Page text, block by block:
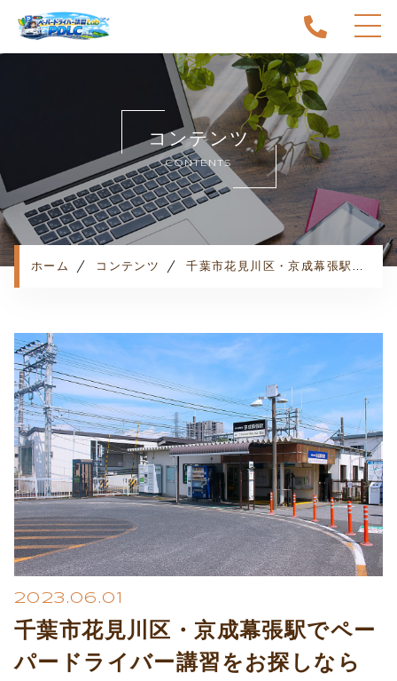
ホーム
当スクールについて
キャンペーン
料金表・コース
出張エリア
予約状況
コンテンツ
利用規約
プライバシーポリシー
コンテンツ
CONTENTS
ホーム コンテンツ 千葉市花見川区・京成幕張駅でペーパードライバー講習をお探しならココ！
2023.06.01
千葉市花見川区・京成幕張駅でペー
パードライバー講習をお探しなら